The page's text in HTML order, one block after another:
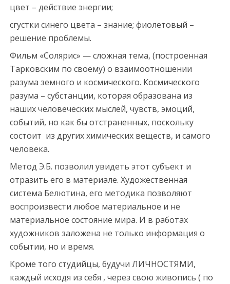
цвет – действие энергии;
сгустки синего цвета – знание; фиолетовый –
решение проблемы.
Фильм «Солярис» — сложная тема, (построенная
Тарковским по своему) о взаимоотношении
разума земного и космического. Космического
разума – субстанции, которая образована из
наших человеческих мыслей, чувств, эмоций,
событий, но как бы отстраненных, поскольку
состоит из других химических веществ, и самого
человека.
Метод Э.Б. позволил увидеть этот субъект и
отразить его в материале. Художественная
система Белютина, его методика позволяют
воспроизвести любое материальное и не
материальное состояние мира. И в работах
художников заложена не только информация о
событии, но и время.
Кроме того студийцы, будучи ЛИЧНОСТЯМИ,
каждый исходя из себя , через свою живопись ( по